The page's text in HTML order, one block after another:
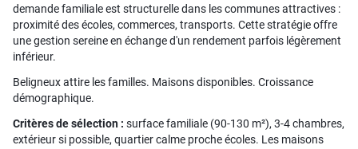
demande familiale est structurelle dans les communes attractives :
proximité des écoles, commerces, transports. Cette stratégie offre
une gestion sereine en échange d'un rendement parfois légèrement
inférieur.
Beligneux attire les familles. Maisons disponibles. Croissance
démographique.
Critères de sélection : surface familiale (90-130 m²), 3-4 chambres,
extérieur si possible, quartier calme proche écoles. Les maisons